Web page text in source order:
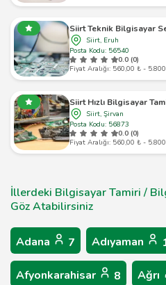
Siirt Teknik Bilgisayar
Siirt, Eruh
Posta Kodu: 56540
0.0 (0)
Fiyat Aralığı: 560,00 ₺ -
Siirt Hızlı Bilgisayar
Siirt, Şirvan
Posta Kodu: 56873
0.0 (0)
Fiyat Aralığı: 560,00 ₺ -
İllerdeki Bilgisayar Tamiri /
Göz Atabilirsiniz
Adana 7 Adıyaman
Afyonkarahisar 8 Ağrı